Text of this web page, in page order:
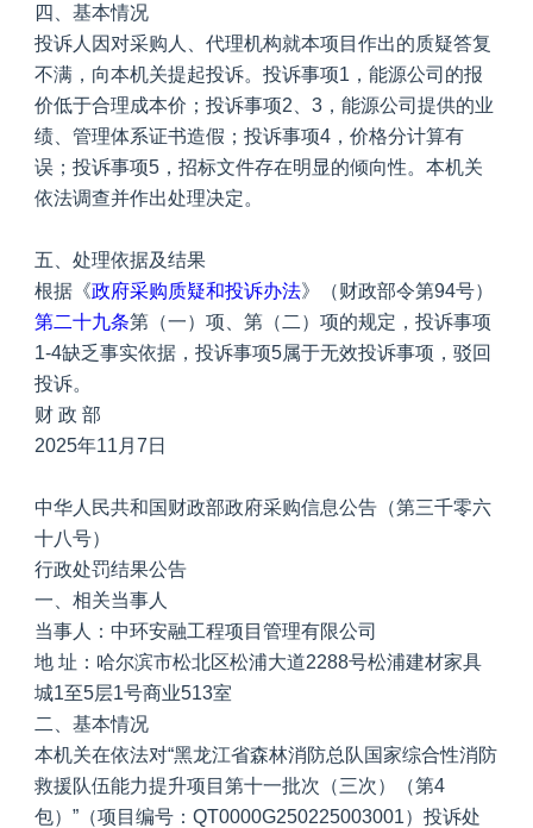
四、基本情况
投诉人因对采购人、代理机构就本项目作出的质疑答复
不满，向本机关提起投诉。投诉事项1，能源公司的报
价低于合理成本价；投诉事项2、3，能源公司提供的业
绩、管理体系证书造假；投诉事项4，价格分计算有
误；投诉事项5，招标文件存在明显的倾向性。本机关
依法调查并作出处理决定。
五、处理依据及结果
根据《政府采购质疑和投诉办法》（财政部令第94号）
第二十九条第（一）项、第（二）项的规定，投诉事项
1-4缺乏事实依据，投诉事项5属于无效投诉事项，驳回
投诉。
财 政 部
2025年11月7日
中华人民共和国财政部政府采购信息公告（第三千零六
十八号）
行政处罚结果公告
一、相关当事人
当事人：中环安融工程项目管理有限公司
地 址：哈尔滨市松北区松浦大道2288号松浦建材家具
城1至5层1号商业513室
二、基本情况
本机关在依法对“黑龙江省森林消防总队国家综合性消防
救援队伍能力提升项目第十一批次（三次）（第4
包）”（项目编号：QT0000G250225003001）投诉处